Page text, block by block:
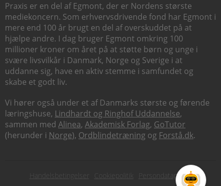
Praxis er en del af Egmont, der er Nordens største
mediekoncern. Som erhvervsdrivende fond har Egmont i
mere end 100 år brugt en del af overskuddet på at
hjælpe andre. I dag bruger Egmont omkring 100
millioner kroner om året på at støtte børn og unge i
svære livsvilkår i Danmark, Norge og Sverige i at
uddanne sig, have en aktiv stemme i samfundet og
skabe et godt liv.
Vi hører også under et af Danmarks største og førende
læringshuse, Lindhardt og Ringhof Uddannelse,
sammen med Alinea, Akademisk Forlag, GoTutor
(herunder i Norge), Ordblindetræning og Forstå.dk.
Subfooter
Handelsbetingelser Cookiepolitik Persondatapolitik